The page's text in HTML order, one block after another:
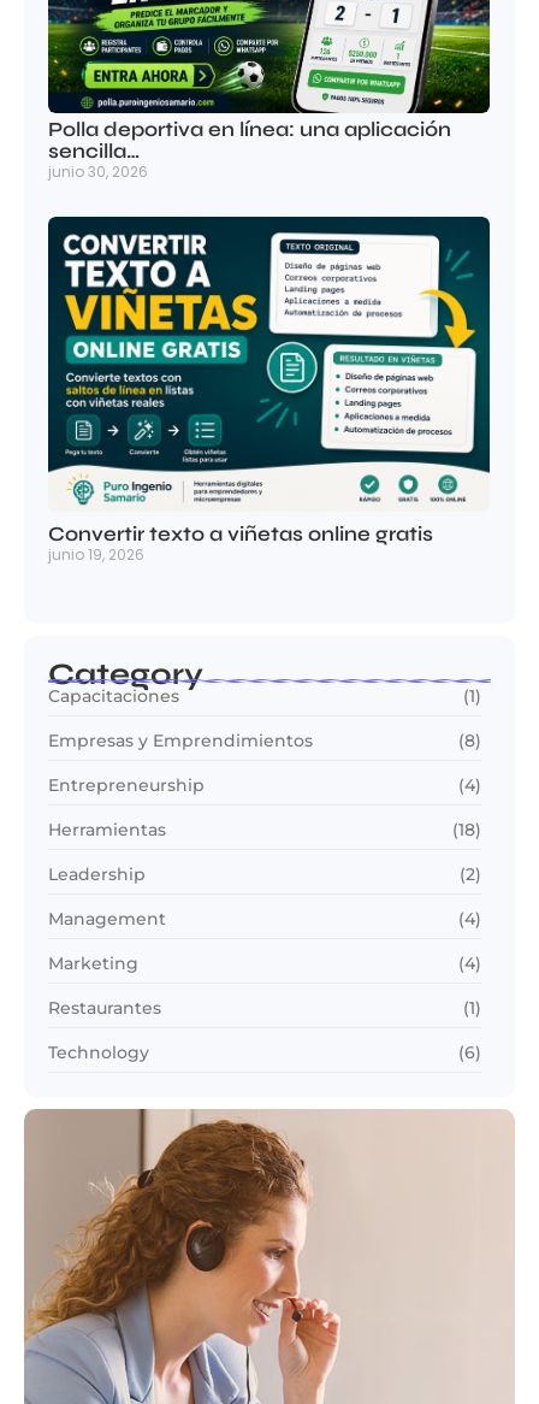
Polla deportiva en línea: una aplicación
sencilla…
junio 30, 2026
Convertir texto a viñetas online gratis
junio 19, 2026
Category
Capacitaciones (1)
Empresas y Emprendimientos (8)
Entrepreneurship (4)
Herramientas (18)
Leadership (2)
Management (4)
Marketing (4)
Restaurantes (1)
Technology (6)